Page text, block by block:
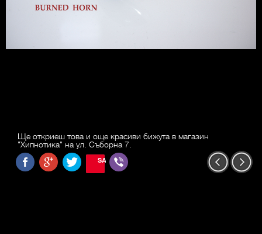
Ще откриеш това и още красиви бижута в магазин
"Хипнотика" на ул. Съборна 7.
SAVE